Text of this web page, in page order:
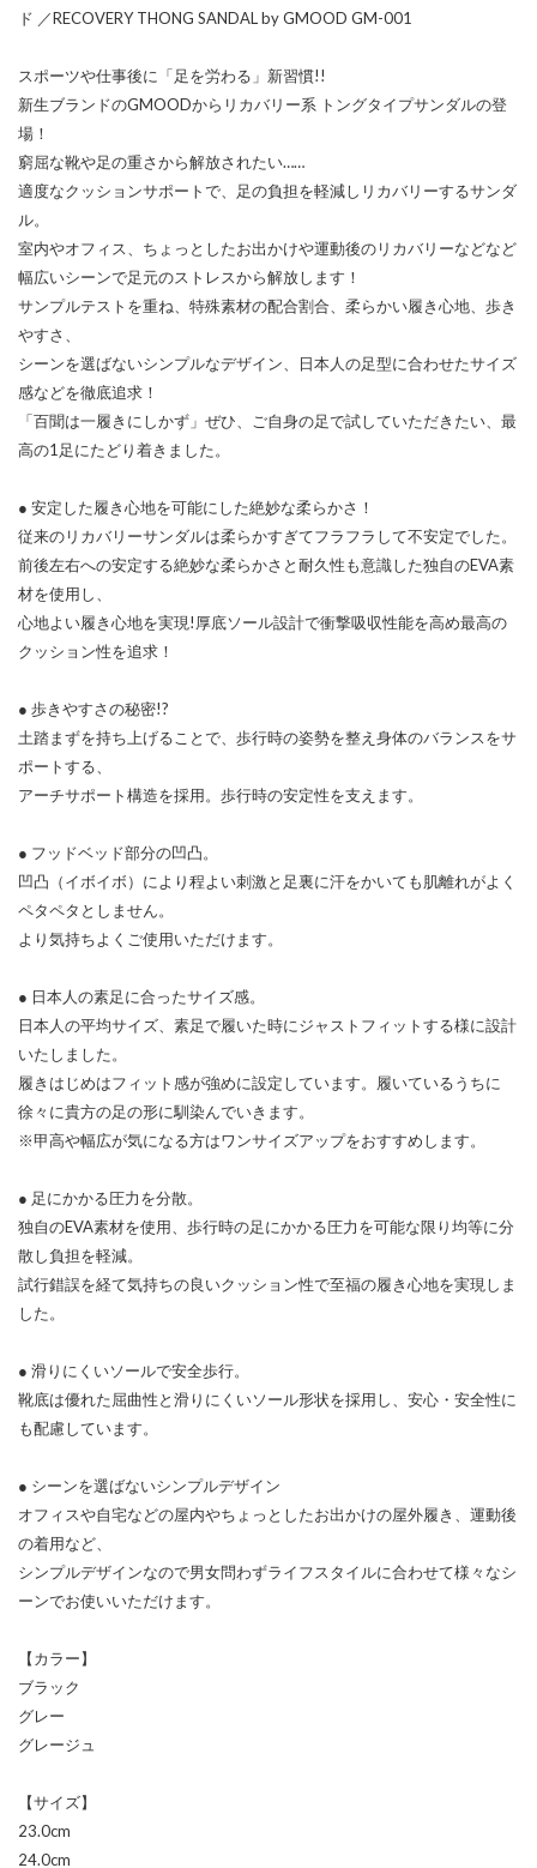
ド ／RECOVERY THONG SANDAL by GMOOD GM-001
スポーツや仕事後に「足を労わる」新習慣!!
新生ブランドのGMOODからリカバリー系 トングタイプサンダルの登
場！
窮屈な靴や足の重さから解放されたい……
適度なクッションサポートで、足の負担を軽減しリカバリーするサンダ
ル。
室内やオフィス、ちょっとしたお出かけや運動後のリカバリーなどなど
幅広いシーンで足元のストレスから解放します！
サンプルテストを重ね、特殊素材の配合割合、柔らかい履き心地、歩き
やすさ、
シーンを選ばないシンプルなデザイン、日本人の足型に合わせたサイズ
感などを徹底追求！
「百聞は一履きにしかず」ぜひ、ご自身の足で試していただきたい、最
高の1足にたどり着きました。
● 安定した履き心地を可能にした絶妙な柔らかさ！
従来のリカバリーサンダルは柔らかすぎてフラフラして不安定でした。
前後左右への安定する絶妙な柔らかさと耐久性も意識した独自のEVA素
材を使用し、
心地よい履き心地を実現!厚底ソール設計で衝撃吸収性能を高め最高の
クッション性を追求！
● 歩きやすさの秘密!?
土踏まずを持ち上げることで、歩行時の姿勢を整え身体のバランスをサ
ポートする、
アーチサポート構造を採用。歩行時の安定性を支えます。
● フッドベッド部分の凹凸。
凹凸（イボイボ）により程よい刺激と足裏に汗をかいても肌離れがよく
ペタペタとしません。
より気持ちよくご使用いただけます。
● 日本人の素足に合ったサイズ感。
日本人の平均サイズ、素足で履いた時にジャストフィットする様に設計
いたしました。
履きはじめはフィット感が強めに設定しています。履いているうちに
徐々に貴方の足の形に馴染んでいきます。
※甲高や幅広が気になる方はワンサイズアップをおすすめします。
● 足にかかる圧力を分散。
独自のEVA素材を使用、歩行時の足にかかる圧力を可能な限り均等に分
散し負担を軽減。
試行錯誤を経て気持ちの良いクッション性で至福の履き心地を実現しま
した。
● 滑りにくいソールで安全歩行。
靴底は優れた屈曲性と滑りにくいソール形状を採用し、安心・安全性に
も配慮しています。
● シーンを選ばないシンプルデザイン
オフィスや自宅などの屋内やちょっとしたお出かけの屋外履き、運動後
の着用など、
シンプルデザインなので男女問わずライフスタイルに合わせて様々なシ
ーンでお使いいただけます。
【カラー】
ブラック
グレー
グレージュ
【サイズ】
23.0cm
24.0cm